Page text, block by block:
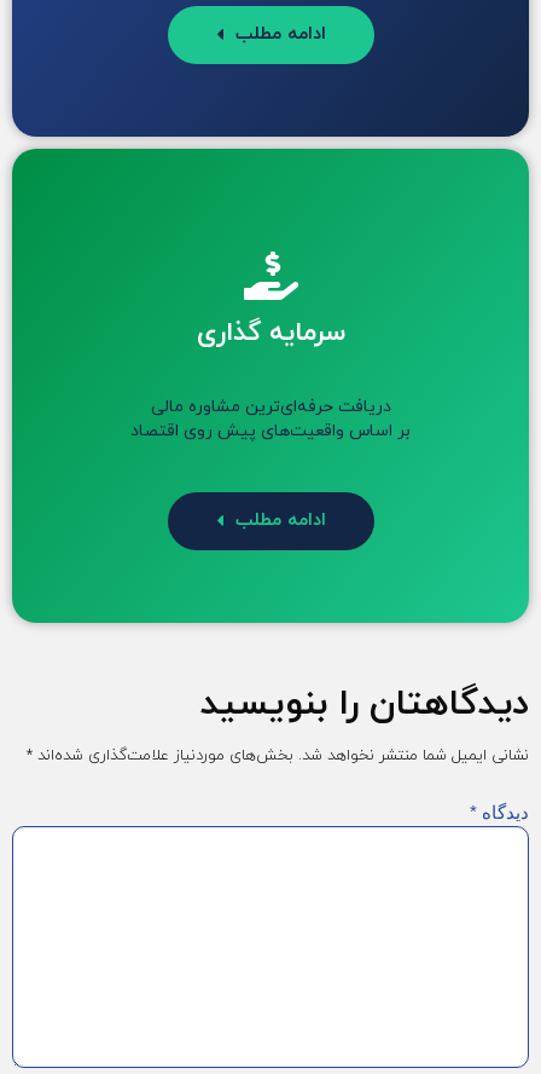
ادامه مطلب
سرمایه گذاری
دریافت حرفه‌ای‌ترین مشاوره مالی
بر اساس واقعیت‌های پیش روی اقتصاد
ادامه مطلب
دیدگاهتان را بنویسید
نشانی ایمیل شما منتشر نخواهد شد. بخش‌های موردنیاز علامت‌گذاری شده‌اند *
دیدگاه *